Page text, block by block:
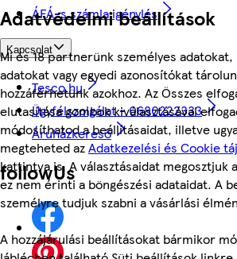
Adatvédelmi beállítások
Mi és 18 partnerünk személyes
adatokat vagy egyedi azonosítókat
hozzáférhetünk azokhoz. Az Összes
elutasítása gombok kiválasztásával
módosíthatod a beállításaidat, illetve
megteheted azAdatkezelési és Cookie
kattintva is. A választásaidat
ez nem érinti a böngészési adataidat. A
személyre tudjuk szabni a vásárlási
A hozzájárulási beállításokat bármikor
ÁFÁ-s számla igénylés
Kapcsolat
Tesco.hu
Ügyfélszolgálat - 0680222333
Áruházkereső
followUs